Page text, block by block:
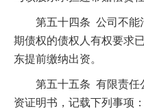
第五十四条 公司不能清
期债权的债权人有权要求
东提前缴纳出资。
第五十五条 有限责任
资证明书，记载下列事项：